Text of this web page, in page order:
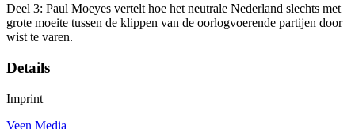
Deel 3: Paul Moeyes vertelt hoe het neutrale Nederland slechts met
grote moeite tussen de klippen van de oorlogvoerende partijen door
wist te varen.
Details
Imprint
Veen Media